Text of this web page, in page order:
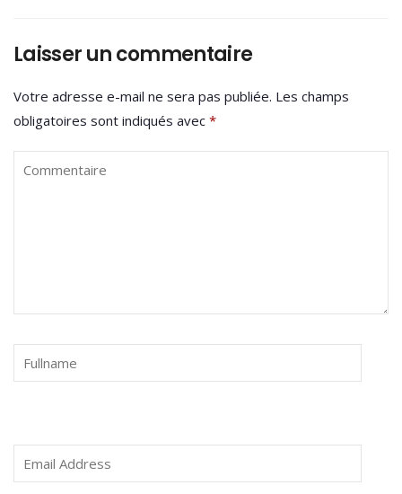
Laisser un commentaire
Votre adresse e-mail ne sera pas publiée. Les champs
obligatoires sont indiqués avec *